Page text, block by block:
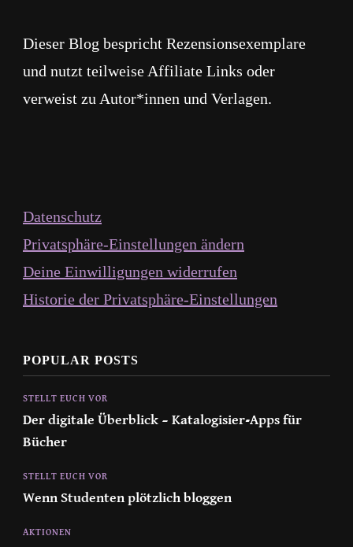
Dieser Blog bespricht Rezensionsexemplare
und nutzt teilweise Affiliate Links oder
verweist zu Autor*innen und Verlagen.
Datenschutz
Privatsphäre-Einstellungen ändern
Deine Einwilligungen widerrufen
Historie der Privatsphäre-Einstellungen
POPULAR POSTS
STELLT EUCH VOR
Der digitale Überblick – Katalogisier-Apps für
Bücher
STELLT EUCH VOR
Wenn Studenten plötzlich bloggen
AKTIONEN